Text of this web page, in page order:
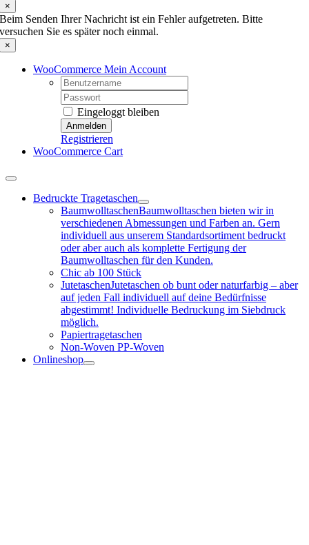
×
Beim Senden Ihrer Nachricht ist ein Fehler aufgetreten. Bitte
versuchen Sie es später noch einmal.
×
WooCommerce Mein Account
Username:
Password:
Eingeloggt bleiben
Registrieren
WooCommerce Cart
Toggle
NavigationBedruckte Tragetaschen
BaumwolltaschenBaumwolltaschen bieten wir in
verschiedenen Abmessungen und Farben an. Gern
individuell aus unserem Standardsortiment bedruckt
oder aber auch als komplette Fertigung der
Baumwolltaschen für den Kunden.
Chic ab 100 Stück
JutetaschenJutetaschen ob bunt oder naturfarbig – aber
auf jeden Fall individuell auf deine Bedürfnisse
abgestimmt! Individuelle Bedruckung im Siebdruck
möglich.
Papiertragetaschen
Non-Woven PP-Woven
Onlineshop